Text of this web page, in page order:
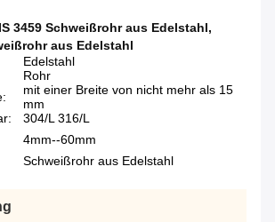
3459 Schweißrohr aus Edelstahl,
aus Edelstahl
Edelstahl
Rohr
mit einer Breite von nicht mehr als 15
mm
304/L 316/L
4mm--60mm
Schweißrohr aus Edelstahl